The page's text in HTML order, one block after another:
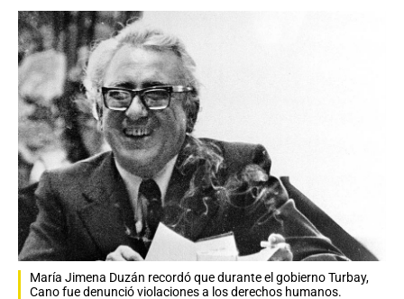
María Jimena Duzán recordó que durante el gobierno Turbay,
Cano fue denunció violaciones a los derechos humanos.